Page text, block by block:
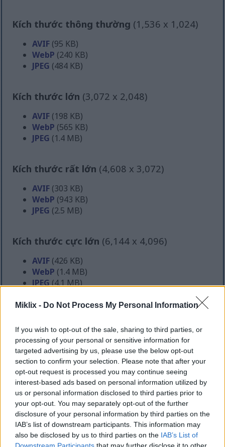
Miklix - Do Not Process My Personal Information
If you wish to opt-out of the sale, sharing to third parties, or
processing of your personal or sensitive information for
targeted advertising by us, please use the below opt-out
section to confirm your selection. Please note that after your
opt-out request is processed you may continue seeing
interest-based ads based on personal information utilized by
us or personal information disclosed to third parties prior to
your opt-out. You may separately opt-out of the further
disclosure of your personal information by third parties on the
IAB’s list of downstream participants. This information may
also be disclosed by us to third parties on the IAB’s List of
Downstream Participants that may further disclose it to other
Kích thước thông thường (1,536 x 1,024)
AVIF (95 KB)
WebP (240 KB)
JPEG (484 KB)
Kích thước lớn (3,072 x 2,048)
AVIF (198 KB)
WebP (565 KB)
JPEG (1.4 MB)
Kích thước rất lớn (4,608 x 3,072)
AVIF (303 KB)
WebP (943 KB)
JPEG (2.5 MB)
Kích thước cực lớn (6,144 x 4,096)
AVIF (426 KB)
WebP (1.4 MB)
JPEG(4.1 MB)
Kích thước lớn đến mức buồn cười
(1,048,576 x 699,051)
Vẫn đang tải lên... ;-)
Mô tả hình ảnh
Bức ảnh phong cảnh ẩm thực độ phân giải cao này
thể hiện một cách sắp xếp hấp dẫn các món cuốn
rau diếp được trình bày sáng tạo trên một chiếc thớt
gỗ mộc mạc đặt trên mặt bàn nhẵn mịn với tông